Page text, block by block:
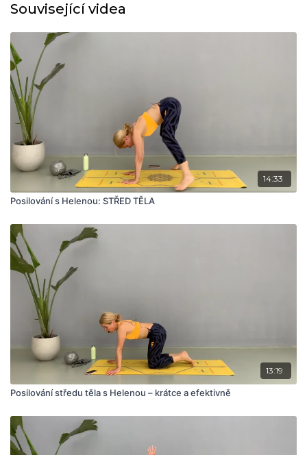
Související videa
14:33
Posilování s Helenou: STŘED TĚLA
13:19
Posilování středu těla s Helenou – krátce a efektivně